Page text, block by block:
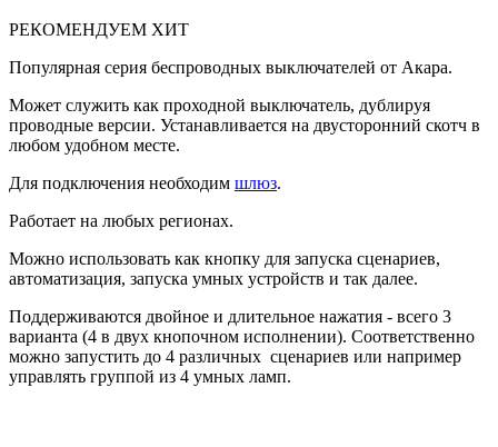
РЕКОМЕНДУЕМ ХИТ
Популярная серия беспроводных выключателей от Акара.
Может служить как проходной выключатель, дублируя
проводные версии. Устанавливается на двусторонний скотч в
любом удобном месте.
Для подключения необходим шлюз.
Работает на любых регионах.
Можно использовать как кнопку для запуска сценариев,
автоматизация, запуска умных устройств и так далее.
Поддерживаются двойное и длительное нажатия - всего 3
варианта (4 в двух кнопочном исполнении). Соответственно
можно запустить до 4 различных сценариев или например
управлять группой из 4 умных ламп.